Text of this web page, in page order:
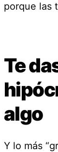
porque las
Te
algo
Y lo más